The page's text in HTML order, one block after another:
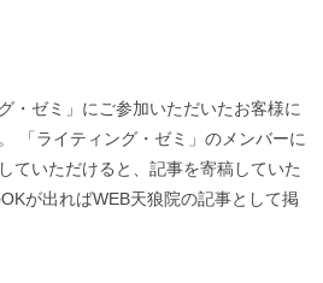
・ゼミ」にご参加いただいたお客様に
「ライティング・ゼミ」のメンバーに
ていただけると、記事を寄稿していた
が出ればWEB天狼院の記事として掲